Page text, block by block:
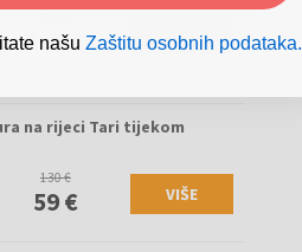
138 € VIŠE
na rijeci Tari tijekom
130 €
59 € VIŠE
našu Zaštitu osobnih podataka.